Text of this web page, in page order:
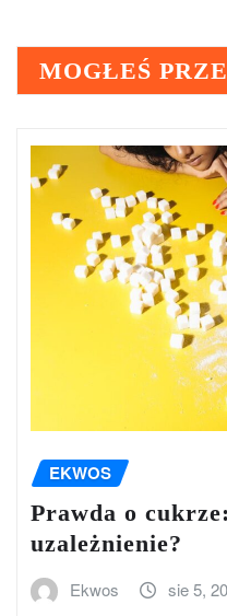
MOGŁEŚ
EKWOS
Prawda o
uzależnienie?
Ekwos sie 5,